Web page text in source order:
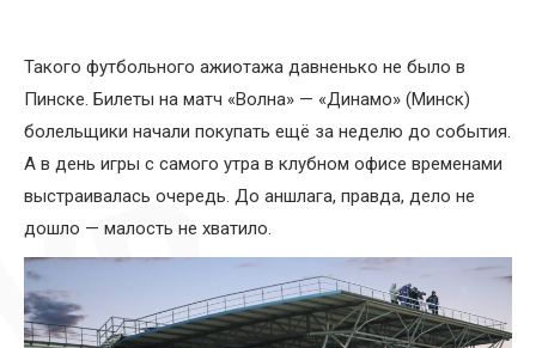
Такого футбольного ажиотажа давненько не было в
Пинске. Билеты на матч «Волна» — «Динамо» (Минск)
болельщики начали покупать ещё за неделю до события.
А в день игры с самого утра в клубном офисе временами
выстраивалась очередь. До аншлага, правда, дело не
дошло — малость не хватило.